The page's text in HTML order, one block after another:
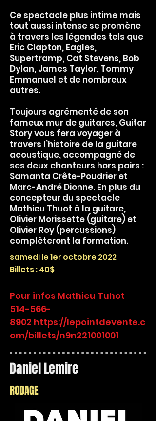
Ce spectacle plus intime mais
tout aussi intense se promène
à travers les légendes tels que
Eric Clapton, Eagles,
Supertramp, Cat Stevens, Bob
Dylan, James Taylor, Tommy
Emmanuel et de nombreux
autres.
Toujours agrémenté de son
fameux mur de guitares, Guitar
Story vous fera voyager à
travers l’histoire de la guitare
acoustique, accompagné de
ses deux chanteurs hors pairs :
Samanta Crête-Poudrier et
Marc-André Dionne. En plus du
concepteur du spectacle
Mathieu Thuot à la guitare,
Olivier Morissette (guitare) et
Olivier Roy (percussions)
complèteront la formation.
samedi le 1er octobre 2022
Billets : 40$
Pour infos Mathieu Tuhot
514-566-
8902 https://lepointdevente.c
om/billets/n9n221001001
Daniel Lemire
RODAGE